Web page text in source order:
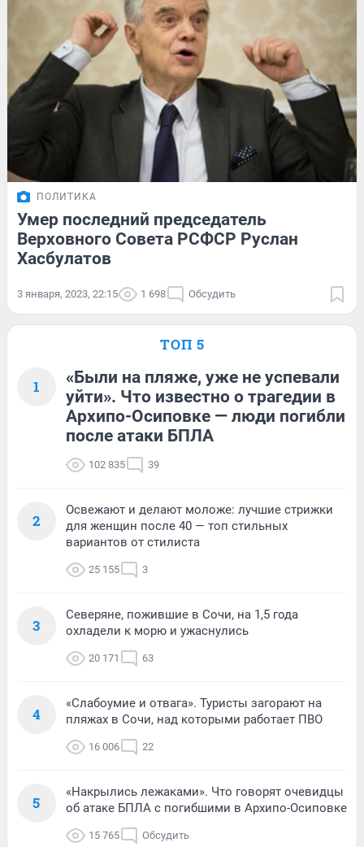
ПОЛИТИКА
Умер последний председатель
Верховного Совета РСФСР Руслан
Хасбулатов
3 января, 2023, 22:15 1 698 Обсудить
ТОП 5
1
«Были на пляже, уже не успевали
уйти». Что известно о трагедии в
Архипо-Осиповке — люди погибли
после атаки БПЛА
102 835 39
2
Освежают и делают моложе: лучшие стрижки
для женщин после 40 — топ стильных
вариантов от стилиста
25 155 3
3
Северяне, пожившие в Сочи, на 1,5 года
охладели к морю и ужаснулись
20 171 63
4
«Слабоумие и отвага». Туристы загорают на
пляжах в Сочи, над которыми работает ПВО
16 006 22
5
«Накрылись лежаками». Что говорят очевидцы
об атаке БПЛА с погибшими в Архипо-Осиповке
15 765 Обсудить